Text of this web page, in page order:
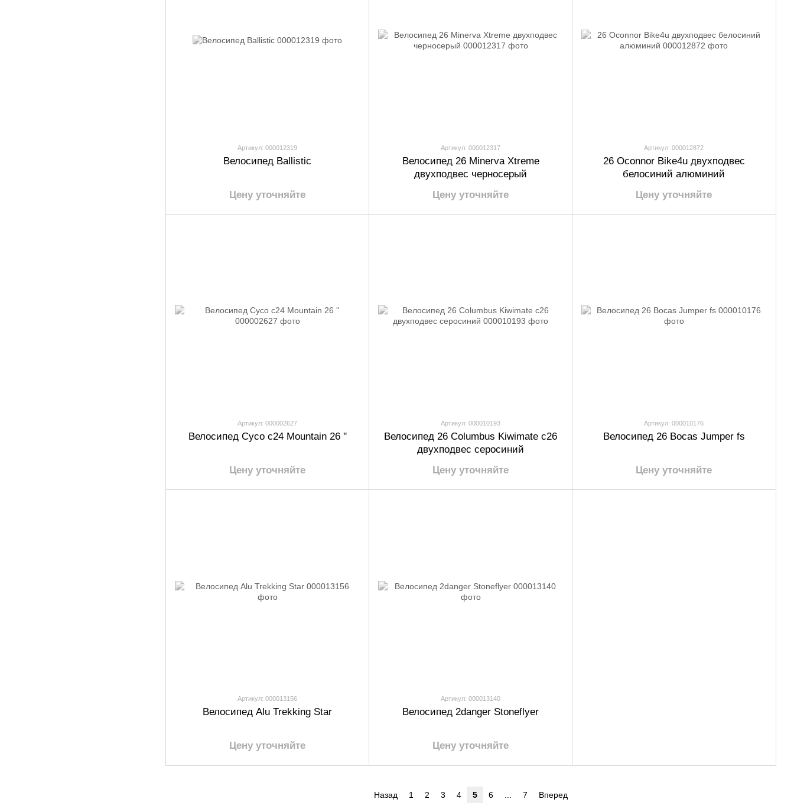
Артикул: 000012319
Велосипед Ballistic
Цену уточняйте
Артикул: 000012317
Велосипед 26 Minerva Xtreme
двухподвес черносерый
Цену уточняйте
Артикул: 000012872
26 Oconnor Bike4u двухподвес
белосиний алюминий
Цену уточняйте
Артикул: 000002627
Велосипед Cyco c24 Mountain 26 ''
Цену уточняйте
Артикул: 000010193
Велосипед 26 Columbus Kiwimate c26
двухподвес серосиний
Цену уточняйте
Артикул: 000010176
Велосипед 26 Bocas Jumper fs
Цену уточняйте
Артикул: 000013156
Велосипед Alu Trekking Star
Цену уточняйте
Артикул: 000013140
Велосипед 2danger Stoneflyer
Цену уточняйте
Назад 1 2 3 4 5 6 ... 7 Вперед